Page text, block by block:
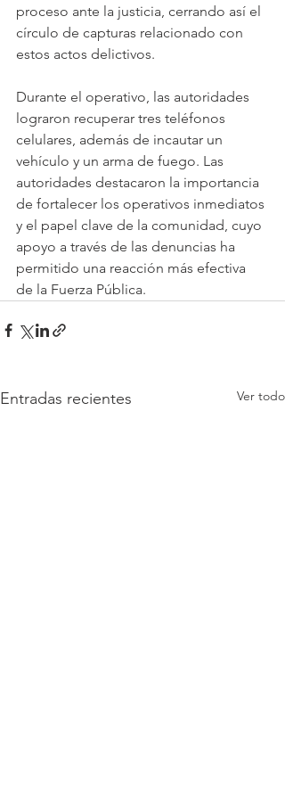
proceso ante la justicia, cerrando así el
círculo de capturas relacionado con
estos actos delictivos.
Durante el operativo, las autoridades
lograron recuperar tres teléfonos
celulares, además de incautar un
vehículo y un arma de fuego. Las
autoridades destacaron la importancia
de fortalecer los operativos inmediatos
y el papel clave de la comunidad, cuyo
apoyo a través de las denuncias ha
permitido una reacción más efectiva
de la Fuerza Pública.
Entradas recientes Ver todo